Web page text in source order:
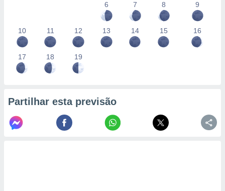
6
7 8 9
10 11 12 13 14 15 16
17 18 19
Partilhar esta previsão